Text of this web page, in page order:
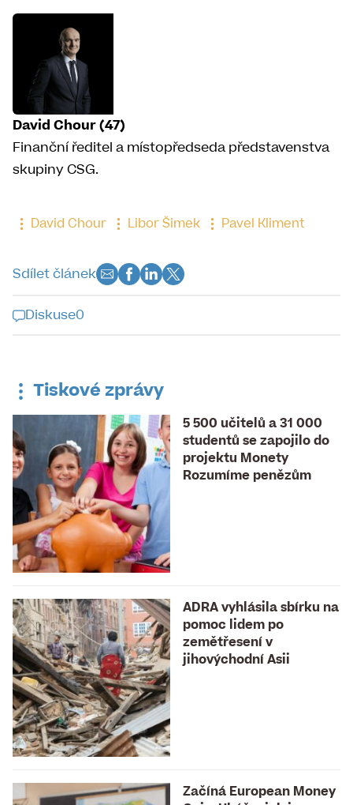
David Chour (47)
Finanční ředitel a místopředseda představenstva
skupiny CSG.
David Chour Libor Šimek Pavel Kliment
Sdílet článek
Diskuse0
uzavřena
Tiskové zprávy
5 500 učitelů a 31 000
studentů se zapojilo do
projektu Monety
Rozumíme penězům
ADRA vyhlásila sbírku na
pomoc lidem po
zemětřesení v
jihovýchodní Asii
Začíná European Money